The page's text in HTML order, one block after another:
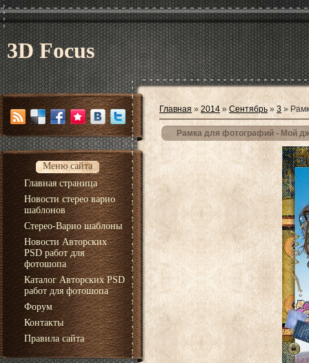
3D Focus
Меню сайта
Главная страница
Новости стерео варио
шаблонов
Стерео-Варио шаблоны
Новости Авторских
PSD работ для
фотошопа
Каталог Авторских PSD
работ для фотошопа
Форум
Контакты
Правила сайта
Главная » 2014 » Сентябрь » 3 »
Рамка для фотографий - Мой